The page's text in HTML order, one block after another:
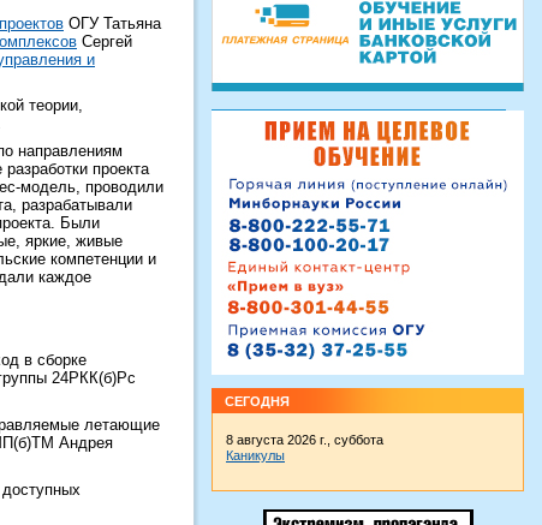
ОГУ Татьяна
Сергей
и
теории,
направлениям
проекта
модель, проводили
разрабатывали
Были
яркие, живые
компетенции и
каждое
в сборке
24РКК(б)Рс
летающие
Андрея
СЕГОДНЯ
8 августа 2026 г., суббота
Каникулы